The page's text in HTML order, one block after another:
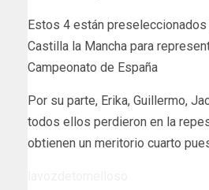
Estos 4 están
Castilla la Mancha para
Campeonato de España
Por su parte, Erika, Guillermo,
todos ellos perdieron en la
obtienen un meritorio cuarto